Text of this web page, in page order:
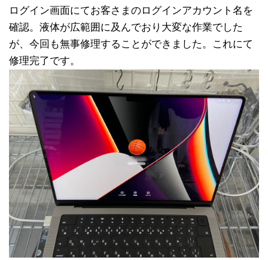
ログイン画面にてお客さまのログインアカウント名を
確認。液体が広範囲に及んでおり大変な作業でした
が、今回も無事修理することができました。これにて
修理完了です。